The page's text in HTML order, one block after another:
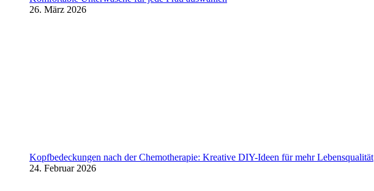
26. März 2026
Kopfbedeckungen nach der Chemotherapie: Kreative DIY-Ideen für mehr Lebensqualität
24. Februar 2026